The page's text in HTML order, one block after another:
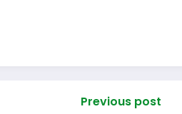
Previous post